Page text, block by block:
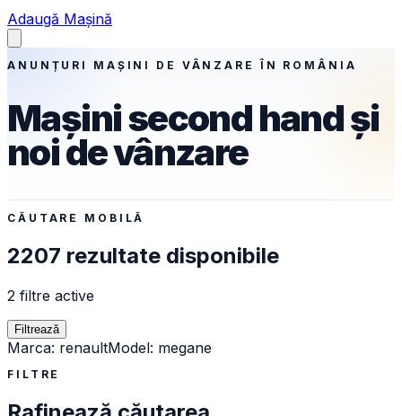
Adaugă Mașină
ANUNȚURI MAȘINI DE VÂNZARE ÎN ROMÂNIA
Mașini second hand și
noi de vânzare
CĂUTARE MOBILĂ
2207 rezultate disponibile
2 filtre active
Filtrează
Marca: renaultModel: megane
FILTRE